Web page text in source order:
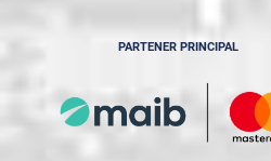
PARTENER PRINCIPAL